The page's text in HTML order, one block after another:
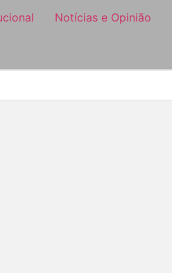
Notícias e Opinião